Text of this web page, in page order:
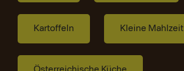
Kartoffeln Kleine Mahlzeit